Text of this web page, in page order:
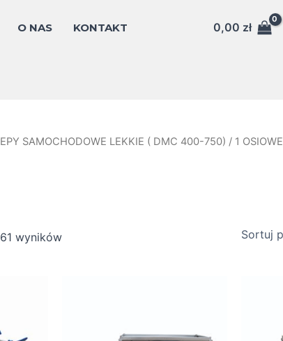
O NAS KONTAKT 0,00 zł
SAMOCHODOWE LEKKIE ( DMC 400-750) / 1 OSIOWE
wyników
ceny: